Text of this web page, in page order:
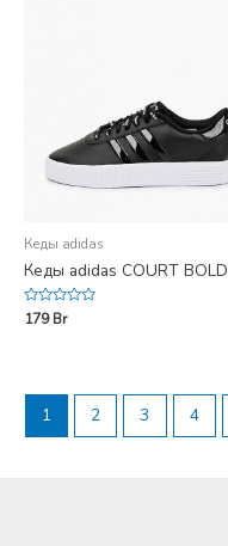
Кеды adidas
Кеды adidas COURT BOLD
Rated
0179Br
1 2 3 4